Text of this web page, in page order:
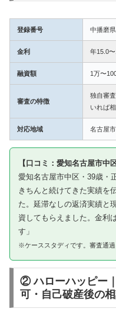
登録番号 中播磨
金利 年15.0
融資額 1万〜
審査の特徴
独自審
いれば
対応地域 名古屋
【口コミ：愛知名古屋市中
愛知名古屋市中区・39歳・
きちんと続けてきた実績を
た。延滞なしの返済実績と
資してもらえました。金利
す」
※ケーススタディです。審査通
② ハローハッピー
可・自己破産後の